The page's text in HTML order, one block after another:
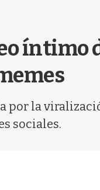
íntimo
por la
sociales.